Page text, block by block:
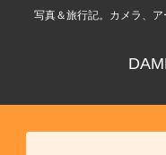
写真＆旅行記。カメラ、ア